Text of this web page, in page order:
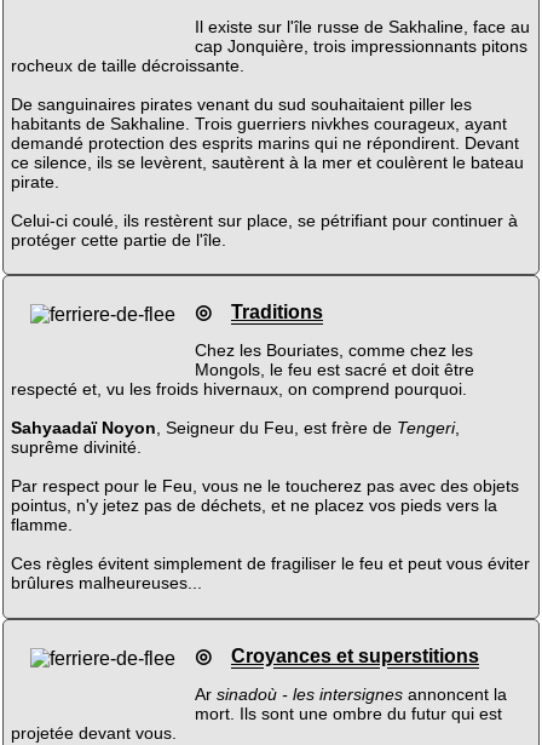
Il existe sur l'île russe de Sakhaline, face au
cap Jonquière, trois impressionnants pitons
rocheux de taille décroissante.
De sanguinaires pirates venant du sud souhaitaient piller les
habitants de Sakhaline. Trois guerriers nivkhes courageux, ayant
demandé protection des esprits marins qui ne répondirent. Devant
ce silence, ils se levèrent, sautèrent à la mer et coulèrent le bateau
pirate.
Celui-ci coulé, ils restèrent sur place, se pétrifiant pour continuer à
protéger cette partie de l'île.
◎ Traditions
Chez les Bouriates, comme chez les
Mongols, le feu est sacré et doit être
respecté et, vu les froids hivernaux, on comprend pourquoi.
Sahyaadaï Noyon, Seigneur du Feu, est frère de Tengeri,
suprême divinité.
Par respect pour le Feu, vous ne le toucherez pas avec des objets
pointus, n'y jetez pas de déchets, et ne placez vos pieds vers la
flamme.
Ces règles évitent simplement de fragiliser le feu et peut vous éviter
brûlures malheureuses...
◎ Croyances et superstitions
Ar sinadoù - les intersignesannoncent la
mort. Ils sont une ombre du futur qui est
projetée devant vous.